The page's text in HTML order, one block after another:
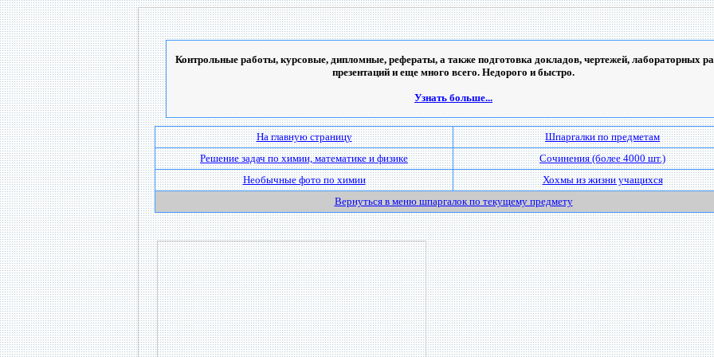
Контрольные работы, курсовые, дипломные, рефераты, а также подготовка докладов, чертежей, лабораторных
презентаций и еще много всего. Недорого и быстро.
Узнать больше...
На главную страницу
Шпаргалки по предметам
Решение задач по химии, математике и физике
Сочинения (более 4000 шт.)
Необычные фото по химии
Хохмы из жизни учащихся
Вернуться в меню шпаргалок по текущему предмету